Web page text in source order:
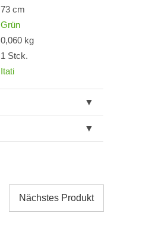
73 cm
Grün
0,060 kg
1 Stck.
Itati
Nächstes Produkt